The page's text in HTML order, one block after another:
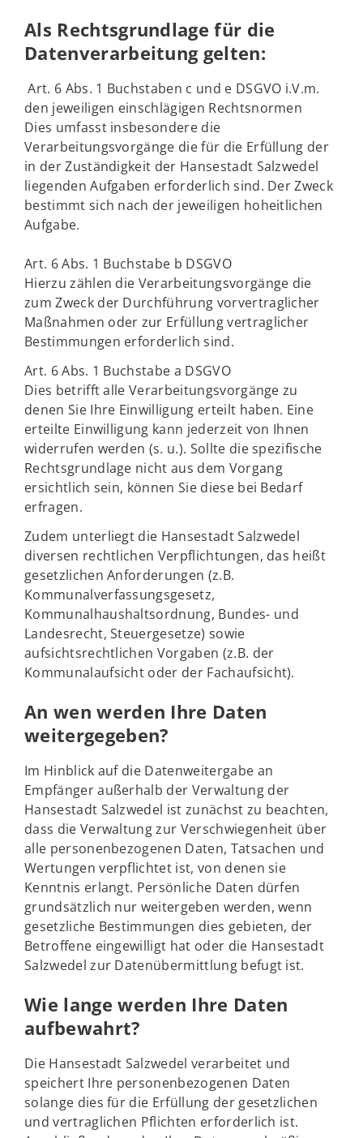
Als Rechtsgrundlage für die
Datenverarbeitung gelten:
Art. 6 Abs. 1 Buchstaben c und e DSGVO i.V.m.
den jeweiligen einschlägigen Rechtsnormen
Dies umfasst insbesondere die
Verarbeitungsvorgänge die für die Erfüllung der
in der Zuständigkeit der Hansestadt Salzwedel
liegenden Aufgaben erforderlich sind. Der Zweck
bestimmt sich nach der jeweiligen hoheitlichen
Aufgabe.
Art. 6 Abs. 1 Buchstabe b DSGVO
Hierzu zählen die Verarbeitungsvorgänge die
zum Zweck der Durchführung vorvertraglicher
Maßnahmen oder zur Erfüllung vertraglicher
Bestimmungen erforderlich sind.
Art. 6 Abs. 1 Buchstabe a DSGVO
Dies betrifft alle Verarbeitungsvorgänge zu
denen Sie Ihre Einwilligung erteilt haben. Eine
erteilte Einwilligung kann jederzeit von Ihnen
widerrufen werden (s. u.). Sollte die spezifische
Rechtsgrundlage nicht aus dem Vorgang
ersichtlich sein, können Sie diese bei Bedarf
erfragen.
Zudem unterliegt die Hansestadt Salzwedel
diversen rechtlichen Verpflichtungen, das heißt
gesetzlichen Anforderungen (z.B.
Kommunalverfassungsgesetz,
Kommunalhaushaltsordnung, Bundes- und
Landesrecht, Steuergesetze) sowie
aufsichtsrechtlichen Vorgaben (z.B. der
Kommunalaufsicht oder der Fachaufsicht).
An wen werden Ihre Daten
weitergegeben?
Im Hinblick auf die Datenweitergabe an
Empfänger außerhalb der Verwaltung der
Hansestadt Salzwedel ist zunächst zu beachten,
dass die Verwaltung zur Verschwiegenheit über
alle personenbezogenen Daten, Tatsachen und
Wertungen verpflichtet ist, von denen sie
Kenntnis erlangt. Persönliche Daten dürfen
grundsätzlich nur weitergeben werden, wenn
gesetzliche Bestimmungen dies gebieten, der
Betroffene eingewilligt hat oder die Hansestadt
Salzwedel zur Datenübermittlung befugt ist.
Wie lange werden Ihre Daten
aufbewahrt?
Die Hansestadt Salzwedel verarbeitet und
speichert Ihre personenbezogenen Daten
solange dies für die Erfüllung der gesetzlichen
und vertraglichen Pflichten erforderlich ist.